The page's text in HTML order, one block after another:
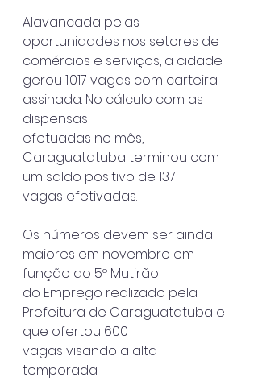
Alavancada pelas
oportunidades nos setores de
comércios e serviços, a cidade
gerou 1.017 vagas com carteira
assinada. No cálculo com as
dispensas
efetuadas no mês,
Caraguatatuba terminou com
um saldo positivo de 137
vagas efetivadas.
Os números devem ser ainda
maiores em novembro em
função do 5º Mutirão
do Emprego realizado pela
Prefeitura de Caraguatatuba e
que ofertou 600
vagas visando a alta
temporada.